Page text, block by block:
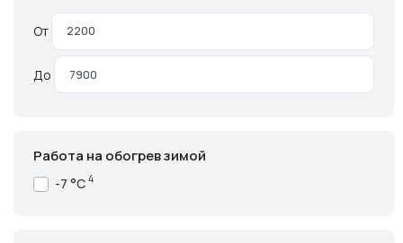
От
До
Работа на обогрев зимой
-7 °C 4